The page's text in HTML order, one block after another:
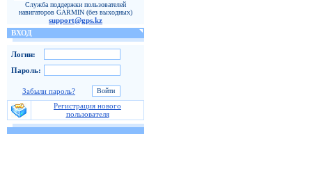
Служба поддержки пользователей
навигаторов GARMIN (без выходных)
support@gps.kz
ВХОД
Логин:
Пароль:
Забыли пароль?
Регистрация нового
пользователя